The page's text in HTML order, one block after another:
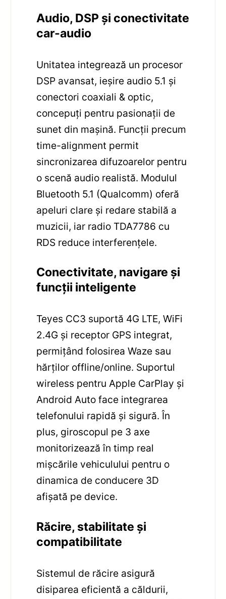
Audio, DSP și conectivitate
car-audio
Unitatea integrează un procesor
DSP avansat, ieșire audio 5.1 și
conectori coaxiali & optic,
concepuți pentru pasionații de
sunet din mașină. Funcții precum
time-alignment permit
sincronizarea difuzoarelor pentru
o scenă audio realistă. Modulul
Bluetooth 5.1 (Qualcomm) oferă
apeluri clare și redare stabilă a
muzicii, iar radio TDA7786 cu
RDS reduce interferențele.
Conectivitate, navigare și
funcții inteligente
Teyes CC3 suportă 4G LTE, WiFi
2.4G și receptor GPS integrat,
permițând folosirea Waze sau
hărților offline/online. Suportul
wireless pentru Apple CarPlay și
Android Auto face integrarea
telefonului rapidă și sigură. În
plus, giroscopul pe 3 axe
monitorizează în timp real
mișcările vehiculului pentru o
dinamica de conducere 3D
afișată pe device.
Răcire, stabilitate și
compatibilitate
Sistemul de răcire asigură
disiparea eficientă a căldurii,